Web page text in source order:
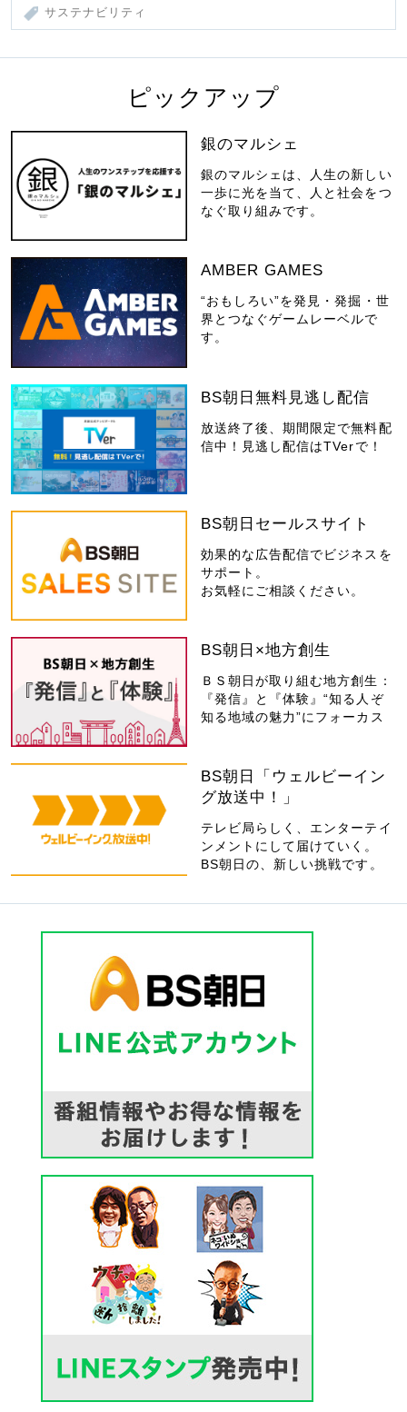
サステナビリティ
ピックアップ
銀のマルシェ
銀のマルシェは、人生の新しい
一歩に光を当て、人と社会をつ
なぐ取り組みです。
AMBER GAMES
“おもしろい”を発見・発掘・世
界とつなぐゲームレーベルで
す。
BS朝日無料見逃し配信
放送終了後、期間限定で無料配
信中！見逃し配信はTVerで！
BS朝日セールスサイト
効果的な広告配信でビジネスを
サポート。
お気軽にご相談ください。
BS朝日×地方創生
ＢＳ朝日が取り組む地方創生：
『発信』と『体験』“知る人ぞ
知る地域の魅力”にフォーカス
BS朝日「ウェルビーイン
グ放送中！」
テレビ局らしく、エンターテイ
ンメントにして届けていく。
BS朝日の、新しい挑戦です。